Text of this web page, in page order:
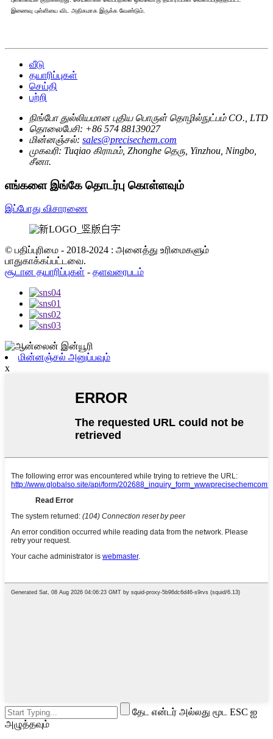
இணைவு புள்ளியை விட அதிகமாக இருக்க வேண்டும்.
வீடு
தயாரிப்புகள்
செய்தி
பற்றி
நிங்போ துல்லியமான புதிய பொருள் தொழில்நுட்பம் CO., LTD
தொலைபேசி: +86 574 88139027
மின்னஞ்சல்: sales@precisechem.com
முகவரி: Tuqiao கிராமம், Zhonghe தெரு, Yinzhou, Ningbo,
சீனா.
எங்களை இங்கே தொடர்பு கொள்ளவும்
இப்போது விசாரணை
© பதிப்புரிமை - 2018-2024 : அனைத்து உரிமைகளும்
பாதுகாக்கப்பட்டவை.
சூடான தயாரிப்புகள் - தளவரைபடம்
மின்னஞ்சல் அனுப்பவும்
x
தேட என்டர் அல்லது மூட ESC ஐ
அழுத்தவும்